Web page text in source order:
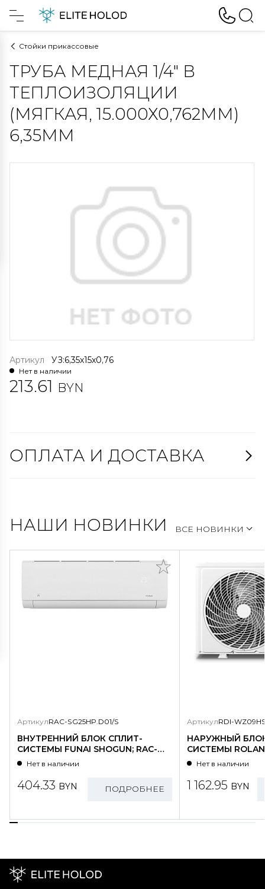
Стойки прикассовые
ТРУБА МЕДНАЯ 1/4" В
ТЕПЛОИЗОЛЯЦИИ
(МЯГКАЯ, 15.000Х0,762ММ)
6,35ММ
Артикул УЗ:6,35x15x0,76
Нет в наличии
213.61 BYN
ОПЛАТА И ДОСТАВКА
НАШИ НОВИНКИ ВСЕ НОВИНКИ
АртикулRAC-SG25HP.D01/S
ВНУТРЕННИЙ БЛОК СПЛИТ-
СИСТЕМЫ FUNAI SHOGUN; RAC-
SG25HP.D01/S
Нет в наличии
404.33 BYN ПОДРОБНЕЕ
АртикулRDI-
НАРУЖНЫЙ
СИСТЕМЫ
WZ09HSS/N1-
Нет в наличии
1 162.95 BYN